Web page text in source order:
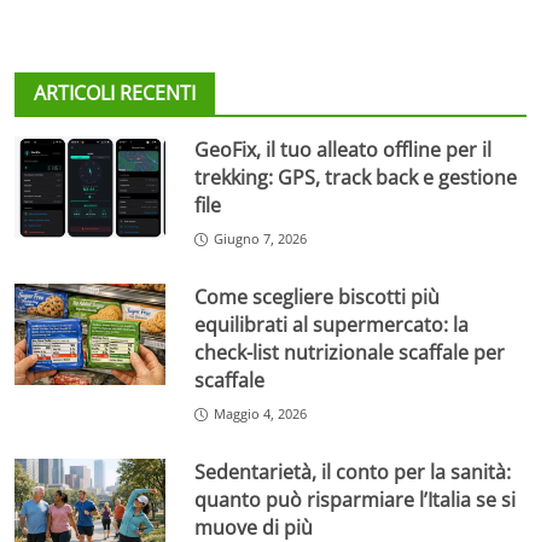
ARTICOLI RECENTI
GeoFix, il tuo alleato offline per il
trekking: GPS, track back e gestione
file
Giugno 7, 2026
Come scegliere biscotti più
equilibrati al supermercato: la
check-list nutrizionale scaffale per
scaffale
Maggio 4, 2026
Sedentarietà, il conto per la sanità:
quanto può risparmiare l’Italia se si
muove di più